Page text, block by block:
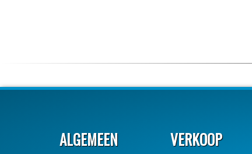
ALGEMEEN VERKOOP